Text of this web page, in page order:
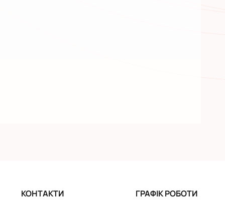
КОНТАКТИ ГРАФІК РОБОТИ